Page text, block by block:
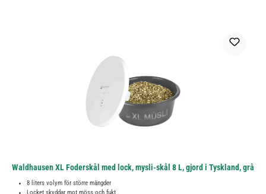
Waldhausen XL Foderskål med lock, mysli-skål 8 L, gjord i Tyskland, grå
8 liters volym för större mängder
Locket skyddar mot möss och fukt